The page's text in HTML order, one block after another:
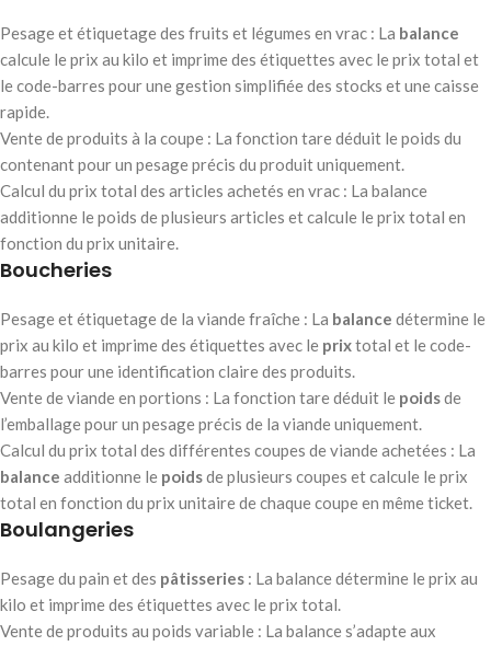
Pesage et étiquetage des fruits et légumes en vrac : La balance
calcule le prix au kilo et imprime des étiquettes avec le prix total et
le code-barres pour une gestion simplifiée des stocks et une caisse
rapide.
Vente de produits à la coupe : La fonction tare déduit le poids du
contenant pour un pesage précis du produit uniquement.
Calcul du prix total des articles achetés en vrac : La balance
additionne le poids de plusieurs articles et calcule le prix total en
fonction du prix unitaire.
Boucheries
Pesage et étiquetage de la viande fraîche : La balance détermine le
prix au kilo et imprime des étiquettes avec le prixtotal et le code-
barres pour une identification claire des produits.
Vente de viande en portions : La fonction tare déduit le poidsde
l’emballage pour un pesage précis de la viande uniquement.
Calcul du prix total des différentes coupes de viande achetées : La
balance additionne le poidsde plusieurs coupes et calcule le prix
total en fonction du prix unitaire de chaque coupe en même ticket.
Boulangeries
Pesage du pain et des pâtisseries : La balance détermine le prix au
kilo et imprime des étiquettes avec le prix total.
Vente de produits au poids variable : La balance s’adapte aux